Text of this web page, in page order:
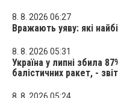
8. 8. 2026 06:27
Вражають уяву: які
8. 8. 2026 05:31
Україна у липні збила
балістичних ракет, - звіт
8. 8. 2026 05:24